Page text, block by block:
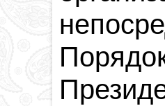
Столица
Коды и индексы